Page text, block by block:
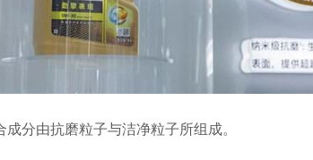
分由抗磨粒子与洁净粒子所组成。